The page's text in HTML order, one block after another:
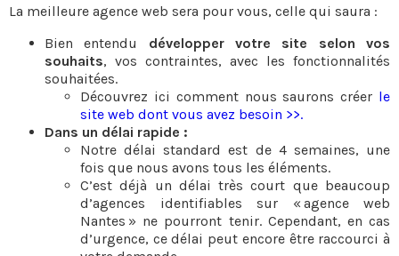
La meilleure agence web sera pour vous, celle qui saura :
Bien entendu développer votre site selon vos
souhaits, vos contraintes, avec les fonctionnalités
souhaitées.
Découvrez ici comment nous saurons créer le
site web dont vous avez besoin >>.
Dans un délai rapide :
Notre délai standard est de 4 semaines, une
fois que nous avons tous les éléments.
C’est déjà un délai très court que beaucoup
d’agences identifiables sur « agence web
Nantes » ne pourront tenir. Cependant, en cas
d’urgence, ce délai peut encore être raccourci à